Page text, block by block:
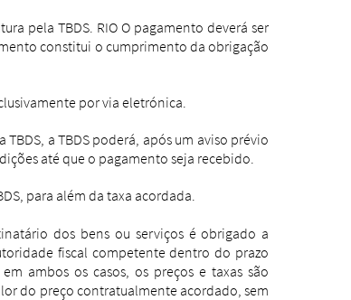
pela TBDS. RIO O pagamento deverá ser
constitui o cumprimento da obrigação
por via eletrónica.
a TBDS poderá, após um aviso prévio
até que o pagamento seja recebido.
para além da taxa acordada.
dos bens ou serviços é obrigado a
fiscal competente dentro do prazo
ambos os casos, os preços e taxas são
do preço contratualmente acordado, sem